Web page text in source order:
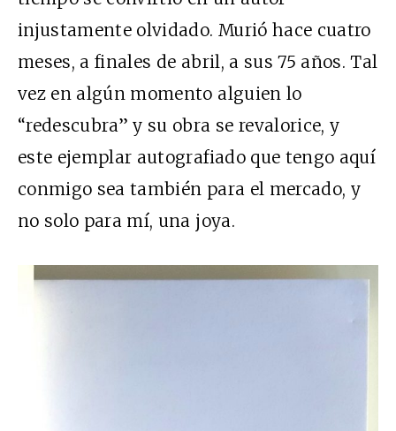
injustamente olvidado. Murió hace cuatro
meses, a finales de abril, a sus 75 años. Tal
vez en algún momento alguien lo
“redescubra” y su obra se revalorice, y
este ejemplar autografiado que tengo aquí
conmigo sea también para el mercado, y
no solo para mí, una joya.